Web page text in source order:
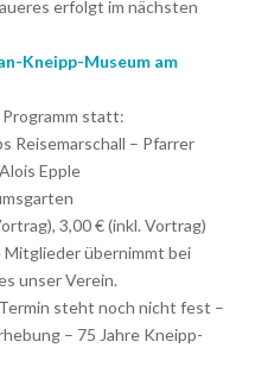
erfolgt im nächsten
Kneipp-Museum am
statt:
Reisemarschall – Pfarrer
Epple
3,00 € (inkl. Vortrag)
übernimmt bei
unser Verein.
steht noch nicht fest –
– 75 Jahre Kneipp-